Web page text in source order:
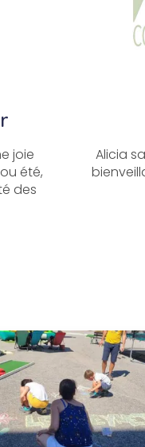
joie
été,
des
Alicia